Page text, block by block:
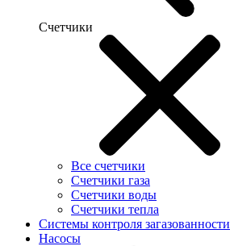
Счетчики
Все счетчики
Счетчики газа
Счетчики воды
Счетчики тепла
Системы контроля загазованности
Насосы